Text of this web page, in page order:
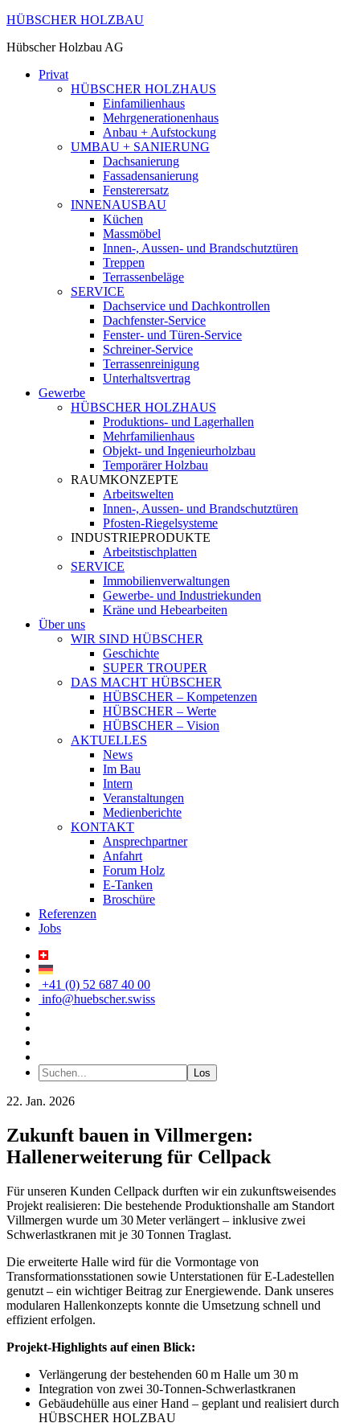
HÜBSCHER HOLZBAU
Hübscher Holzbau AG
Privat
HÜBSCHER HOLZHAUS
Einfamilienhaus
Mehrgenerationenhaus
Anbau + Aufstockung
UMBAU + SANIERUNG
Dachsanierung
Fassadensanierung
Fensterersatz
INNENAUSBAU
Küchen
Massmöbel
Innen-, Aussen- und Brandschutztüren
Treppen
Terrassenbeläge
SERVICE
Dachservice und Dachkontrollen
Dachfenster-Service
Fenster- und Türen-Service
Schreiner-Service
Terrassenreinigung
Unterhaltsvertrag
Gewerbe
HÜBSCHER HOLZHAUS
Produktions- und Lagerhallen
Mehrfamilienhaus
Objekt- und Ingenieurholzbau
Temporärer Holzbau
RAUMKONZEPTE
Arbeitswelten
Innen-, Aussen- und Brandschutztüren
Pfosten-Riegelsysteme
INDUSTRIEPRODUKTE
Arbeitstischplatten
SERVICE
Immobilienverwaltungen
Gewerbe- und Industriekunden
Kräne und Hebearbeiten
Über uns
WIR SIND HÜBSCHER
Geschichte
SUPER TROUPER
DAS MACHT HÜBSCHER
HÜBSCHER – Kompetenzen
HÜBSCHER – Werte
HÜBSCHER – Vision
AKTUELLES
News
Im Bau
Intern
Veranstaltungen
Medienberichte
KONTAKT
Ansprechpartner
Anfahrt
Forum Holz
E-Tanken
Broschüre
Referenzen
Jobs
+41 (0) 52 687 40 00
info@huebscher.swiss
22. Jan. 2026
Zukunft bauen in Villmergen:
Hallenerweiterung für Cellpack
Für unseren Kunden Cellpack durften wir ein zukunftsweisendes
Projekt realisieren: Die bestehende Produktionshalle am Standort
Villmergen wurde um 30 Meter verlängert – inklusive zwei
Schwerlastkranen mit je 30 Tonnen Traglast.
Die erweiterte Halle wird für die Vormontage von
Transformationsstationen sowie Unterstationen für E-Ladestellen
genutzt – ein wichtiger Beitrag zur Energiewende. Dank unseres
modularen Hallenkonzepts konnte die Umsetzung schnell und
effizient erfolgen.
Projekt-Highlights auf einen Blick:
Verlängerung der bestehenden 60 m Halle um 30 m
Integration von zwei 30-Tonnen-Schwerlastkranen
Gebäudehülle aus einer Hand – geplant und realisiert durch
HÜBSCHER HOLZBAU